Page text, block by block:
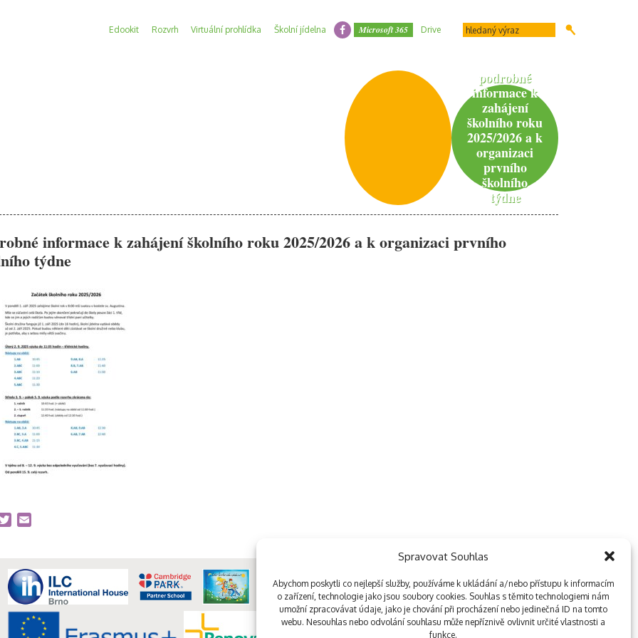
Spravovat Souhlas
Abychom poskytli co nejlepší služby, používáme k ukládání a/nebo přístupu k informacím
o zařízení, technologie jako jsou soubory cookies. Souhlas s těmito technologiemi nám
umožní zpracovávat údaje, jako je chování při procházení nebo jedinečná ID na tomto
webu. Nesouhlas nebo odvolání souhlasu může nepříznivě ovlivnit určité vlastnosti a
funkce.
Edookit Rozvrh Virtuální prohlídka Školní jídelna Microsoft 365 Drive
podrobné
informace k
zahájení
školního roku
2025/2026 a k
organizaci
prvního
školního
týdne
informace k zahájení školního roku 2025/2026 a k organizaci prvního
týdne
Twitter